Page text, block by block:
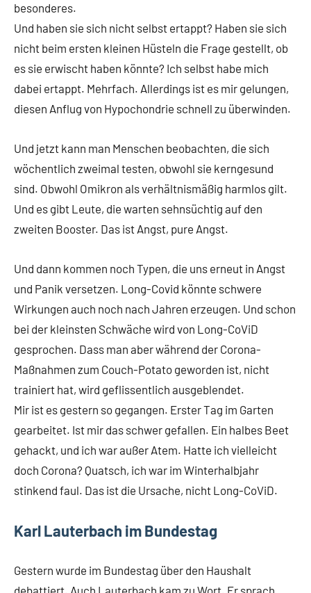
besonderes.
Und haben sie sich nicht selbst ertappt? Haben sie sich
nicht beim ersten kleinen Hüsteln die Frage gestellt, ob
es sie erwischt haben könnte? Ich selbst habe mich
dabei ertappt. Mehrfach. Allerdings ist es mir gelungen,
diesen Anflug von Hypochondrie schnell zu überwinden.
Und jetzt kann man Menschen beobachten, die sich
wöchentlich zweimal testen, obwohl sie kerngesund
sind. Obwohl Omikron als verhältnismäßig harmlos gilt.
Und es gibt Leute, die warten sehnsüchtig auf den
zweiten Booster. Das ist Angst, pure Angst.
Und dann kommen noch Typen, die uns erneut in Angst
und Panik versetzen. Long-Covid könnte schwere
Wirkungen auch noch nach Jahren erzeugen. Und schon
bei der kleinsten Schwäche wird von Long-CoViD
gesprochen. Dass man aber während der Corona-
Maßnahmen zum Couch-Potato geworden ist, nicht
trainiert hat, wird geflissentlich ausgeblendet.
Mir ist es gestern so gegangen. Erster Tag im Garten
gearbeitet. Ist mir das schwer gefallen. Ein halbes Beet
gehackt, und ich war außer Atem. Hatte ich vielleicht
doch Corona? Quatsch, ich war im Winterhalbjahr
stinkend faul. Das ist die Ursache, nicht Long-CoViD.
Karl Lauterbach im Bundestag
Gestern wurde im Bundestag über den Haushalt
debattiert. Auch Lauterbach kam zu Wort. Er sprach